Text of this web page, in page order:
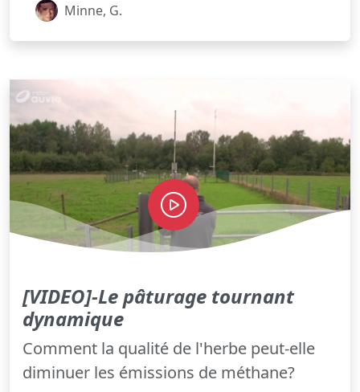
Minne, G.
[VIDEO]-Le pâturage tournant
dynamique
Comment la qualité de l'herbe peut-elle
diminuer les émissions de méthane?